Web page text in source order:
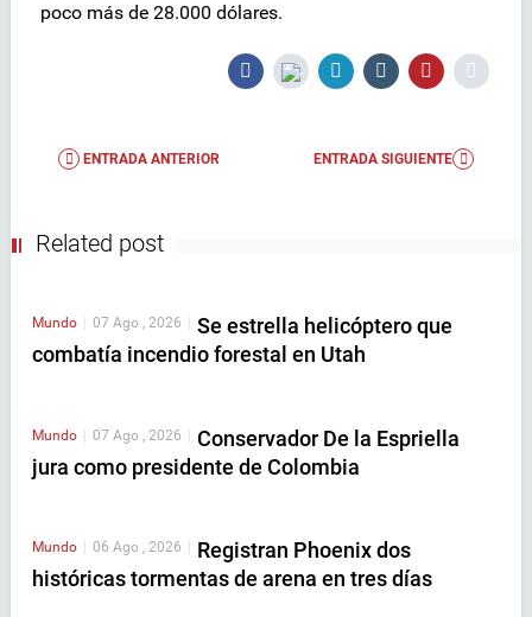
poco más de 28.000 dólares.
ENTRADA ANTERIOR ENTRADA SIGUIENTE
Related post
Mundo 07 Ago , 2026
Se estrella helicóptero que
combatía incendio forestal en Utah
Mundo | 07 Ago , 2026 | Conservador De la Espriella
jura como presidente de Colombia
Mundo 06 Ago , 2026
Registran Phoenix dos
históricas tormentas de arena en tres días